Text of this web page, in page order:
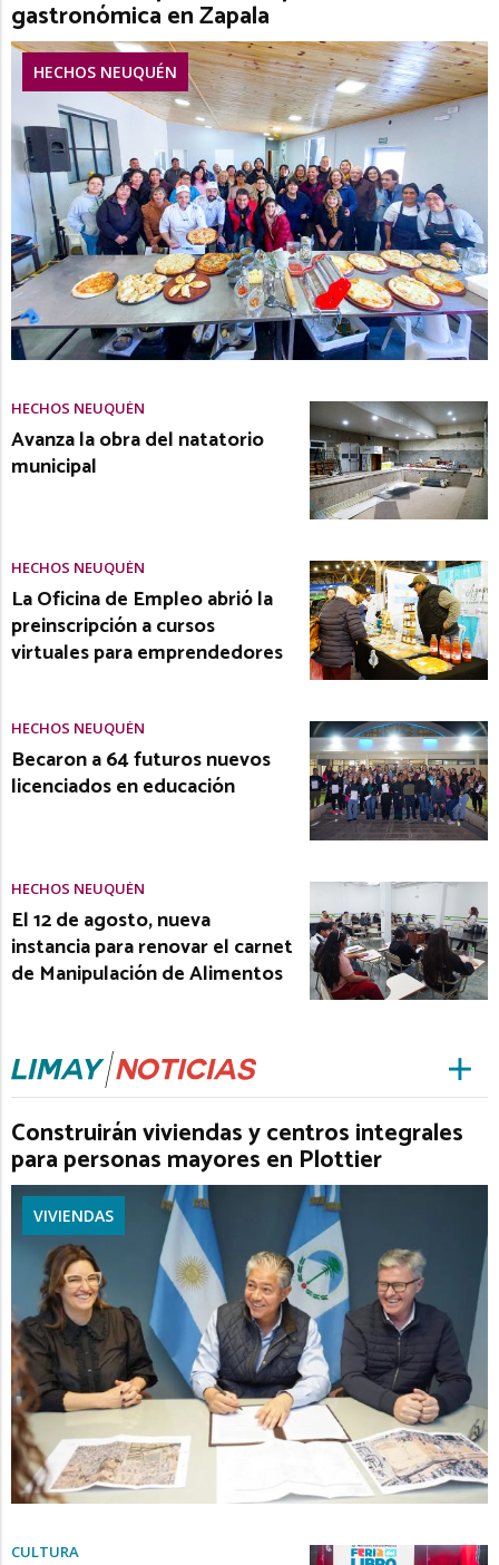
gastronómica en Zapala
HECHOS NEUQUÉN
HECHOS NEUQUÉN
Avanza la obra del natatorio
municipal
HECHOS NEUQUÉN
La Oficina de Empleo abrió la
preinscripción a cursos
virtuales para emprendedores
HECHOS NEUQUÉN
Becaron a 64 futuros nuevos
licenciados en educación
HECHOS NEUQUÉN
El 12 de agosto, nueva
instancia para renovar el carnet
de Manipulación de Alimentos
Construirán viviendas y centros integrales
para personas mayores en Plottier
VIVIENDAS
CULTURA